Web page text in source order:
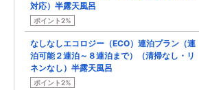
対応）半露天風呂
ポイント2%
なしなしエコロジー（ECO）連泊プラン（連
泊可能２連泊～８連泊まで）（清掃なし・リ
ネンなし）半露天風呂
ポイント2%